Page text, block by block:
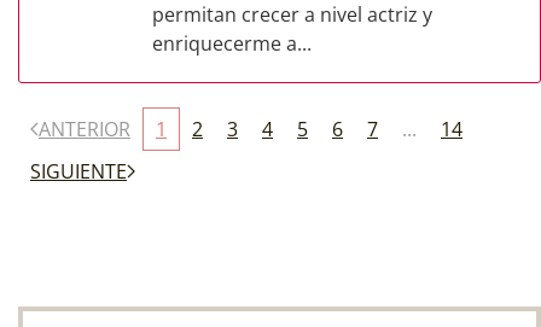
permitan crecer a nivel actriz y
enriquecerme a...
ANTERIOR 1 2 3 4 5 6 7 ...
14
SIGUIENTE